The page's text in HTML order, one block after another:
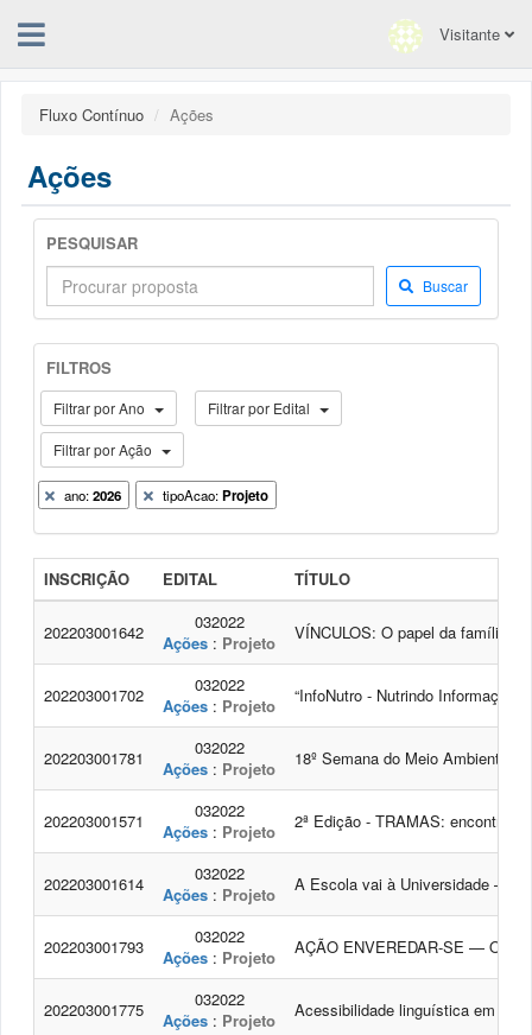
Visitante
Fluxo Contínuo Ações
Ações
PESQUISAR
Buscar
FILTROS
Filtrar por Ano Filtrar por Edital
Filtrar por Ação
ano:2026 tipoAcao:Projeto
INSCRIÇÃO EDITAL TÍTULO
202203001642
032022
Ações : Projeto VÍNCULOS: O papel da família,
202203001702
032022
Ações : Projeto “InfoNutro - Nutrindo Informações ”
202203001781
032022
Ações : Projeto 18º Semana do Meio Ambiente
202203001571
032022
Ações : Projeto 2ª Edição - TRAMAS:
202203001614
032022
Ações : Projeto A Escola vai à Universidade –
202203001793
032022
Ações : Projeto AÇÃO ENVEREDAR-SE — O
202203001775
032022
Ações : Projeto Acessibilidade linguística em